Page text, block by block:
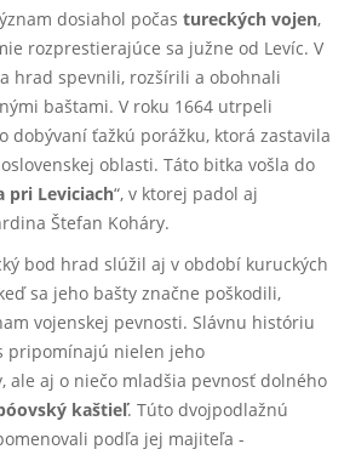
dosiahol počas tureckých vojen,
rozprestierajúce sa južne od Levíc. V
hrad spevnili, rozšírili a obohnali
baštami. V roku 1664 utrpeli
dobývaní ťažkú porážku, ktorá zastavila
oblasti. Táto bitka vošla do
pri Leviciach“, v ktorej padol aj
Štefan Koháry.
bod hrad slúžil aj v období kuruckých
sa jeho bašty značne poškodili,
vojenskej pevnosti. Slávnu históriu
pripomínajú nielen jeho
ale aj o niečo mladšia pevnosť dolného
kaštieľ. Túto dvojpodlažnú
podľa jej majiteľa -